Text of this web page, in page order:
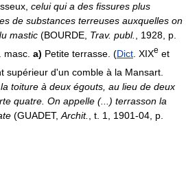
celui qui a des fissures plus
de substances terreuses auxquelles on
mastic (BOURDE, Trav. publ., 1928, p.
masc. a) Petite terrasse. (Dict . XIXe et
supérieur d'un comble à la Mansart.
toiture à deux égouts, au lieu de deux
quatre. On appelle (...) terrasson la
(GUADET, Archit.
, t. 1, 1901-04, p.